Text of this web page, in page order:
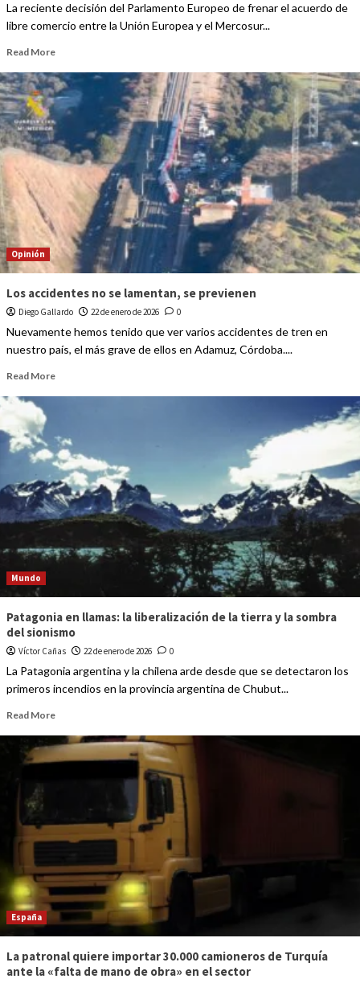
La reciente decisión del Parlamento Europeo de frenar el acuerdo de
libre comercio entre la Unión Europea y el Mercosur...
Read More
Opinión
Los accidentes no se lamentan, se previenen
Diego Gallardo 22 de enero de 2026 0
Nuevamente hemos tenido que ver varios accidentes de tren en
nuestro país, el más grave de ellos en Adamuz, Córdoba....
Read More
Mundo
Patagonia en llamas: la liberalización de la tierra y la sombra
del sionismo
Víctor Cañas 22 de enero de 2026 0
La Patagonia argentina y la chilena arde desde que se detectaron los
primeros incendios en la provincia argentina de Chubut...
Read More
España
La patronal quiere importar 30.000 camioneros de Turquía
ante la «falta de mano de obra» en el sector